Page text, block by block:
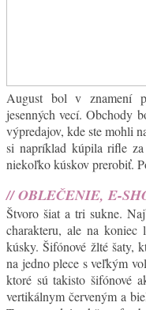
August bol v znamení
jesenných vecí. Obchody
výpredajov, kde ste mohli
si napríklad kúpila rifle
niekoľko kúskov prerobiť.
// OBLEČENIE, E-
Štvoro šiat a tri sukne.
charakteru, ale na koniec
kúsky. Šifónové žlté šaty,
na jedno plece s veľkým
ktoré sú takisto šifónové
vertikálnym červeným a